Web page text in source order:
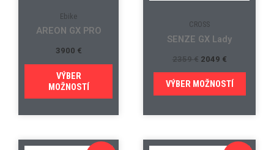
Ebike
AREON GX PRO
3900 €
VÝBER
MOŽNOSTÍ
CROSS
SENZE GX Lady
2359€ 2049 €
VÝBER MOŽNOSTÍ